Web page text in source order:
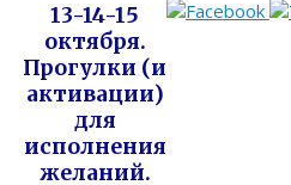
13-14-15
октября.
Прогулки (и
активации)
для
исполнения
желаний.